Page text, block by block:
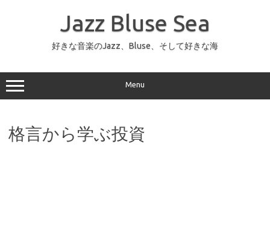
ッ
プ
Jazz Bluse Sea
好きな音楽のJazz、Bluse、そして好きな海
Menu
格言から学ぶ投資